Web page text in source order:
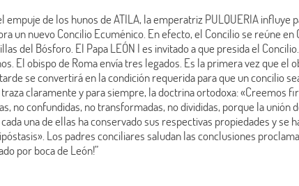
empuje de los hunos de ATILA, la emperatriz PULQUERIA influye
un nuevo Concilio Ecuménico. En efecto, el Concilio se reúne en
del Bósforo. El Papa LEÓN I es invitado a que presida el
El obispo de Roma envía tres legados. Es la primera vez que el
se convertirá en la condición requerida para que un concilio
traza claramente y para siempre, la doctrina ortodoxa: «Creemos
no confundidas, no transformadas, no divididas, porque la unión
una de ellas ha conservado sus respectivas propiedades y se
Los padres conciliares saludan las conclusiones
por boca de León!”